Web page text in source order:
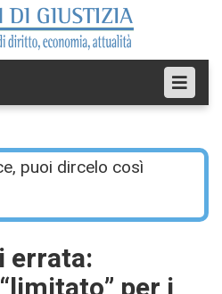
puoi dircelo così
errata: